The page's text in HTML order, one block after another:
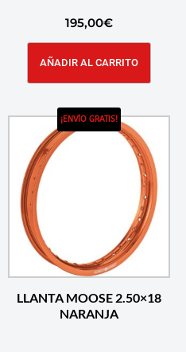
195,00€
AÑADIR AL CARRITO
¡ENVÍO GRATIS!
LLANTA MOOSE 2.50×18
NARANJA